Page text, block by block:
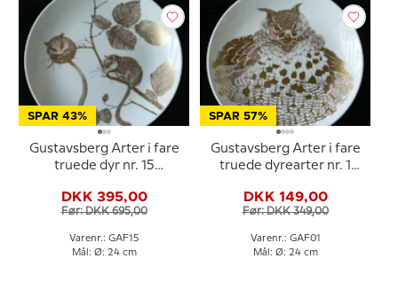
SPAR 43%
Gustavsberg Arter i fare
truede dyr nr. 15
DKK 395,00
Før: DKK 695,00
Varenr.: GAF15
Mål: Ø: 24 cm
SPAR 57%
Gustavsberg Arter i fare
truede dyrearter nr. 1
DKK 149,00
Før: DKK 349,00
Varenr.: GAF01
Mål: Ø: 24 cm